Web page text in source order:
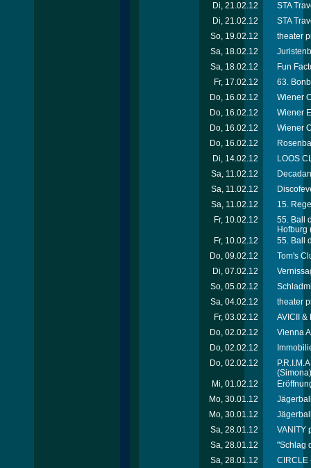
Di, 21.02.12
STA
Di, 21.02.12
STA
So, 19.02.12
theater
Sa, 18.02.12
Sa, 18.02.12
Fun
Fr, 17.02.12
63.
Do, 16.02.12
Wiener
Do, 16.02.12
Wiener
Do, 16.02.12
Wiener
Do, 16.02.12
Di, 14.02.12
LOOS
Sa, 11.02.12
Sa, 11.02.12
Sa, 11.02.12
15.
Fr, 10.02.12
55. Ball
Hofburg
Fr, 10.02.12
55. Ball
Do, 09.02.12
Tom's
Di, 07.02.12
So, 05.02.12
Sa, 04.02.12
theater
Fr, 03.02.12
AVICII
Do, 02.02.12
Vienna
Do, 02.02.12
Do, 02.02.12
(Simona)
Mi, 01.02.12
Mo, 30.01.12
Mo, 30.01.12
Sa, 28.01.12
VANITY
Sa, 28.01.12
"Schlag
Sa, 28.01.12
CIRCLE